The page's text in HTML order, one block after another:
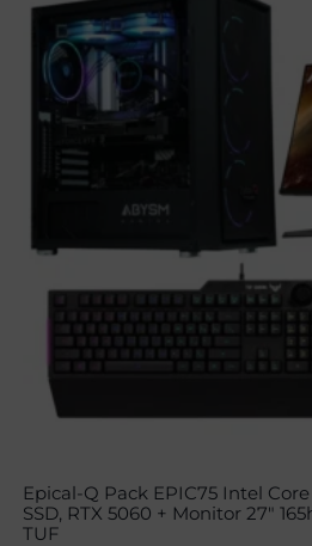
Epical-Q Pack EPIC75 Intel
SSD, RTX 5060 + Monitor 27″
TUF